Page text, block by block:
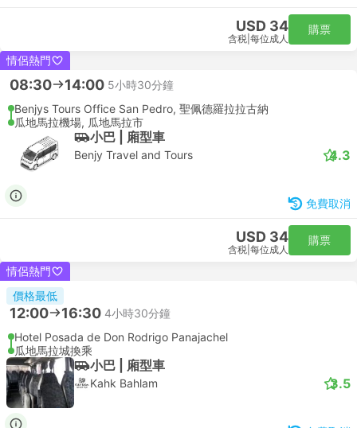
USD 34
含税 每位成人
購票
情侶熱門
08:30 14:00 5小時30分鐘
Benjys Tours Office San Pedro, 聖佩德羅拉拉古納
瓜地馬拉機場, 瓜地馬拉市
小巴 | 廂型車
Benjy Travel and Tours 4.3
免費取消
USD 34
含税 每位成人
購票
情侶熱門
價格最低
12:00 16:30 4小時30分鐘
Hotel Posada de Don Rodrigo Panajachel
瓜地馬拉城換乘
小巴 | 廂型車
Kahk Bahlam 3.5